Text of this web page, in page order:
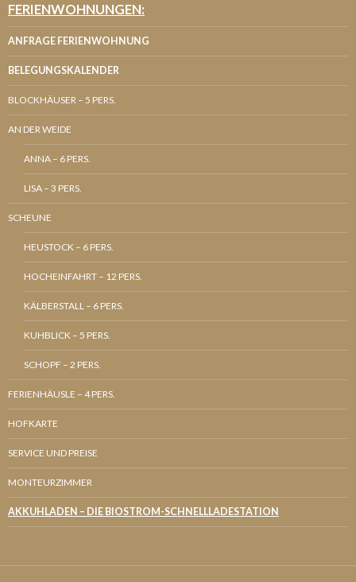
FERIENWOHNUNGEN:
ANFRAGE FERIENWOHNUNG
BELEGUNGSKALENDER
BLOCKHÄUSER – 5 PERS.
AN DER WEIDE
ANNA – 6 PERS.
LISA – 3 PERS.
SCHEUNE
HEUSTOCK – 6 PERS.
HOCHEINFAHRT – 12 PERS.
KÄLBERSTALL – 6 PERS.
KUHBLICK – 5 PERS.
SCHOPF – 2 PERS.
FERIENHÄUSLE – 4 PERS.
HOFKARTE
SERVICE UND PREISE
MONTEURZIMMER
AKKUHLADEN – DIE BIOSTROM-SCHNELLLADESTATION